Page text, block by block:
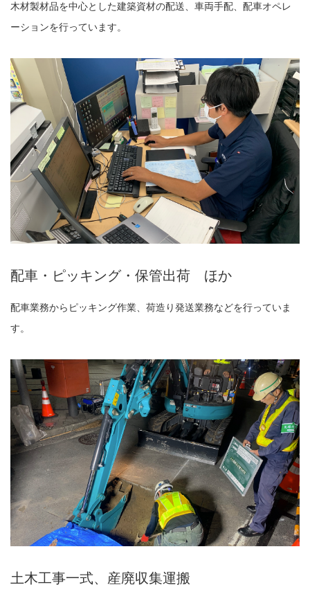
木材製材品を中心とした建築資材の配送、車両手配、配車オペレ
ーションを行っています。
配車・ピッキング・保管出荷 ほか
配車業務からピッキング作業、荷造り発送業務などを行っていま
す。
土木工事一式、産廃収集運搬